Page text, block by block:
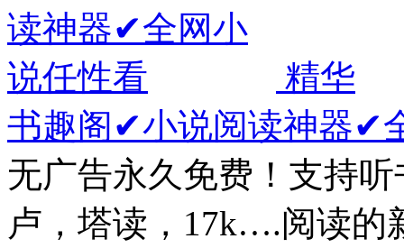
精华
书趣阁✔小说阅读神器✔
无广告永久免费！支持
卢，塔读，17k….阅读的